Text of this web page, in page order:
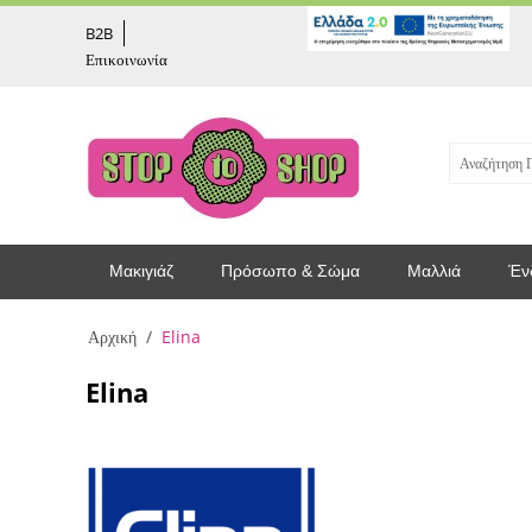
B2B
Επικοινωνία
Μακιγιάζ Πρόσωπο & Σώμα Μαλλιά
Αρχική / Elina
Elina